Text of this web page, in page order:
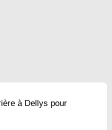
à Dellys pour